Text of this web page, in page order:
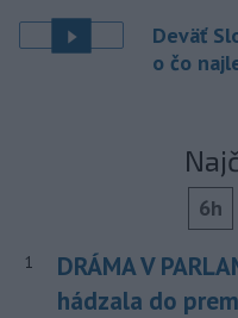
Deväť
o čo
6h
1
DRÁMA V
hádzala do